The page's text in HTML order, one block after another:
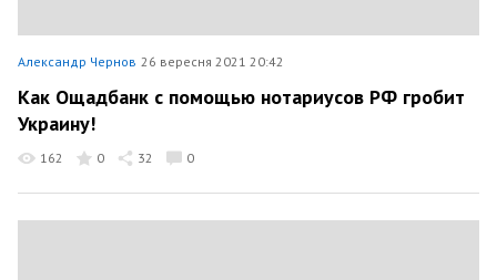
Александр Чернов 26 вересня 2021 20:42
Как Ощадбанк с помощью нотариусов РФ гробит
Украину!
162 0 32 0